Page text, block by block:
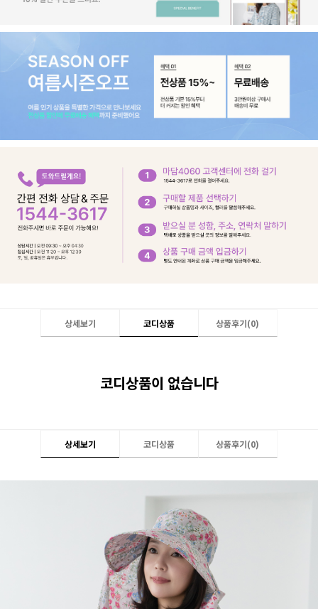
상세보기 코디상품 상품후기(0)
코디상품이 없습니다
상세보기 코디상품 상품후기(0)